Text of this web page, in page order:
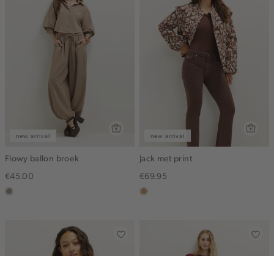
new arrival
Flowy ballon broek
€45.00
taupe,
new arrival
Jack met print
€69.95
camel